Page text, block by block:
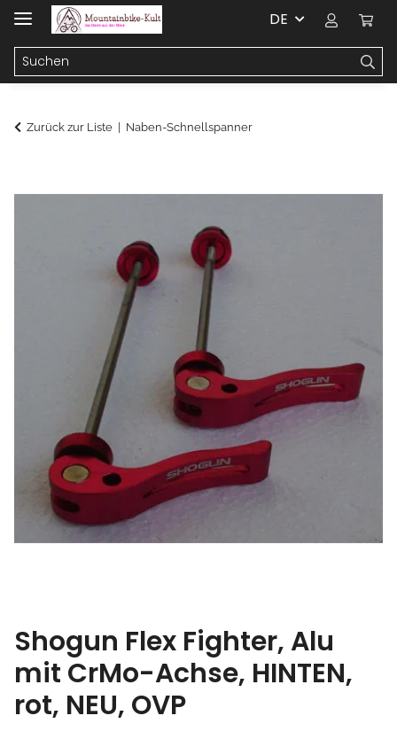
DE
Zurück zur Liste Naben-Schnellspanner
Shogun Flex Fighter, Alu
mit CrMo-Achse, HINTEN,
rot, NEU, OVP